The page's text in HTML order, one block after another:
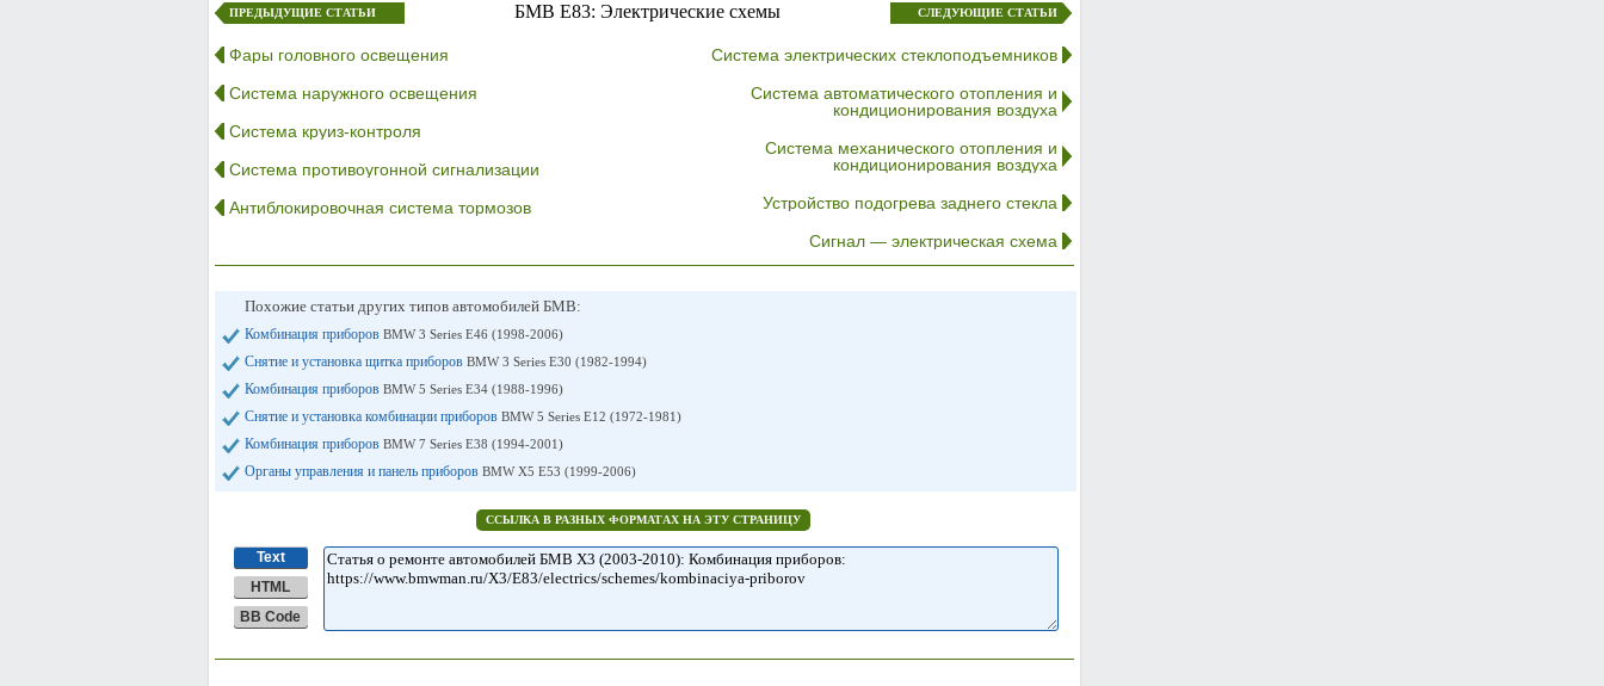
ПРЕДЫДУЩИЕ СТАТЬИ БМВ E83: Электрические схемы СЛЕДУЮЩИЕ СТАТЬИ
Фары головного освещения
Система наружного освещения
Система круиз-контроля
Система противоугонной сигнализации
Антиблокировочная система тормозов
Система электрических стеклоподъемников
Система автоматического отопления и
кондиционирования воздуха
Система механического отопления и
кондиционирования воздуха
Устройство подогрева заднего стекла
Сигнал — электрическая схема
Похожие статьи других типов автомобилей БМВ:
Комбинация приборов BMW 3 Series E46 (1998-2006)
Снятие и установка щитка приборов BMW 3 Series E30 (1982-1994)
Комбинация приборов BMW 5 Series E34 (1988-1996)
Снятие и установка комбинации приборов BMW 5 Series E12 (1972-1981)
Комбинация приборов BMW 7 Series E38 (1994-2001)
Органы управления и панель приборов BMW X5 E53 (1999-2006)
ССЫЛКА В РАЗНЫХ ФОРМАТАХ НА ЭТУ СТРАНИЦУ
Text
HTML
BB Code